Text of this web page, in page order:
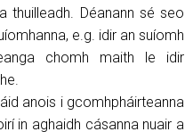
thuilleadh. Déanann sé seo
e.g. idir an suíomh
chomh maith le idir
anois i gcomhpháirteanna
in aghaidh cásanna nuair a